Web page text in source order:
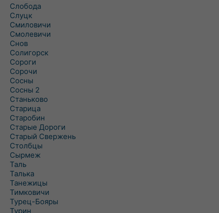
Слобода
Слуцк
Смиловичи
Смолевичи
Снов
Солигорск
Сороги
Сорочи
Сосны
Сосны 2
Станьково
Старица
Старобин
Старые Дороги
Старый Свержень
Столбцы
Сырмеж
Таль
Талька
Танежицы
Тимковичи
Турец-Бояры
Турин